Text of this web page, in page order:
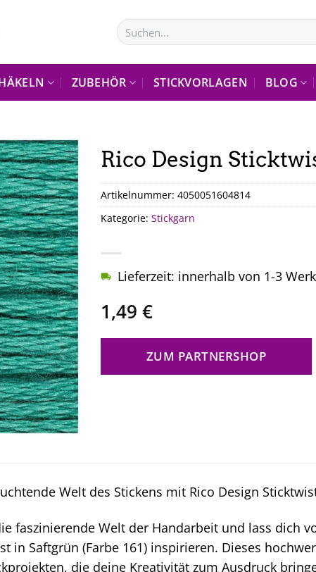
Suchen
nach:
ZUBEHÖR STICKVORLAGEN BLOG
Rico Design
1,49 €
Lieferzeit: innerhalb von 1-3
ZUM PARTNERSHOP
Artikelnummer: 4050051604814
Kategorie: Stickgarn
Welt des Stickens mit Rico Design
faszinierende Welt der Handarbeit und lass dich
in Saftgrün (Farbe 161) inspirieren. Dieses
die deine Kreativität zum Ausdruck